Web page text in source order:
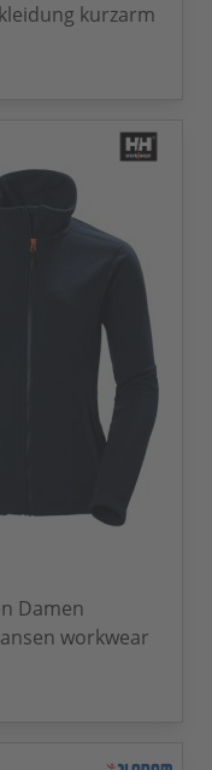
kurzarm
Damen
workwear